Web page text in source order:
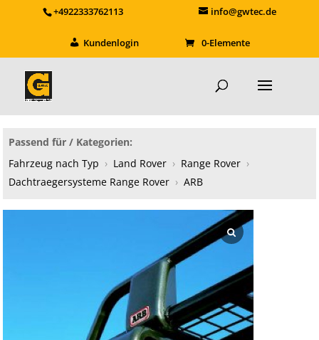
+4922333762113 info@gwtec.de
Kundenlogin 0-Elemente
Passend für / Kategorien:
Fahrzeug nach Typ › Land Rover › Range Rover ›
Dachtraegersysteme Range Rover › ARB